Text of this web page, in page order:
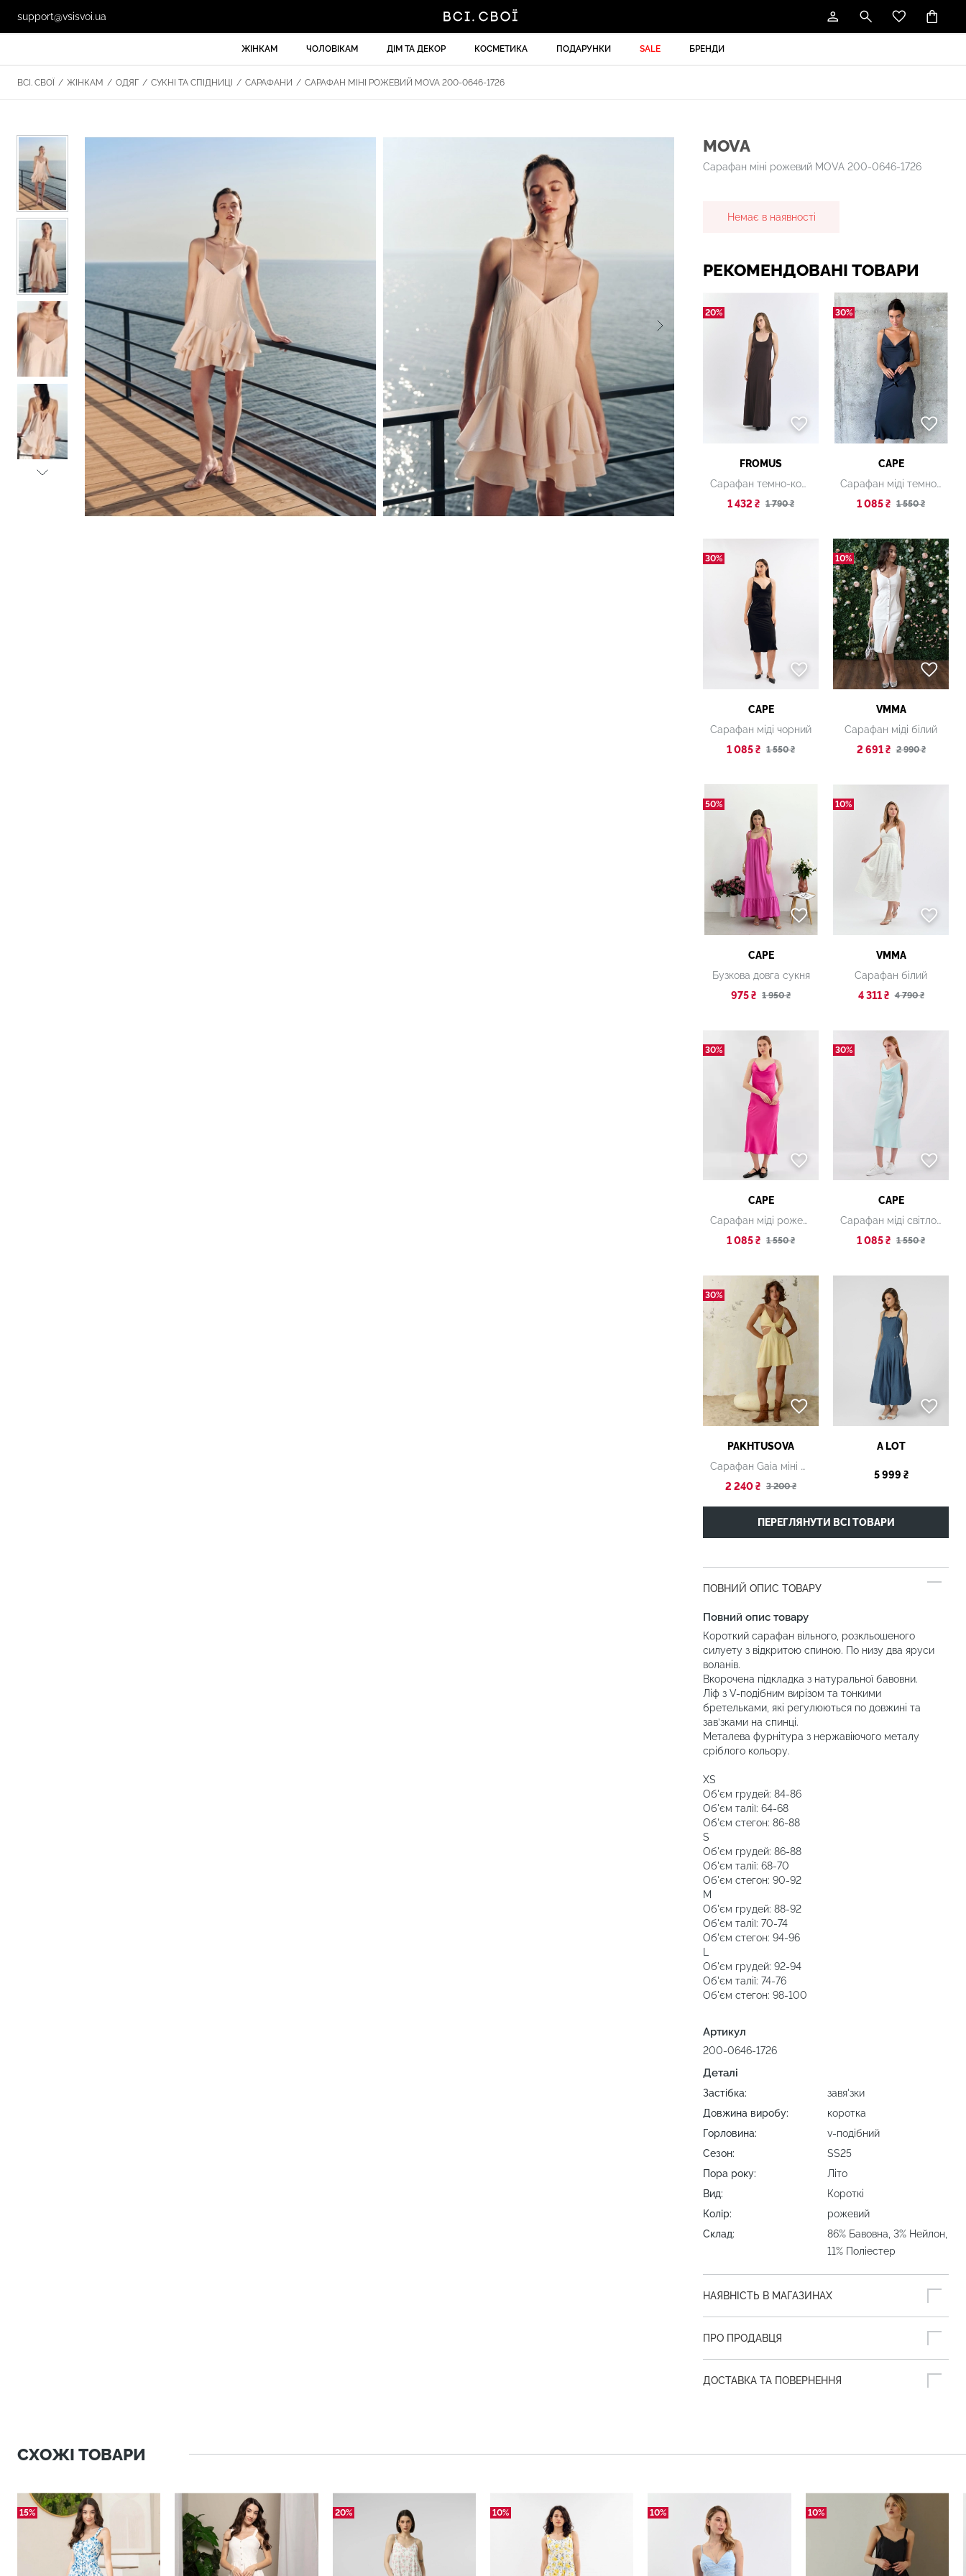
support@vsisvoi.ua
ЖІНКАМ ЧОЛОВІКАМ ДІМ ТА ДЕКОР КОСМЕТИКА ПОДАРУНКИ SALE БРЕНДИ
ВСІ. СВОЇ / ЖІНКАМ / ОДЯГ / СУКНІ ТА СПІДНИЦІ / САРАФАНИ / САРАФАН МІНІ РОЖЕВИЙ MOVA 200-0646-1726
MOVA
Сарафан міні рожевий MOVA 200-0646-1726
Немає в наявності
РЕКОМЕНДОВАНІ ТОВАРИ
20%
FROMUS
Сарафан темно-коричневий
1 432 ₴ 1 790 ₴
30%
CAPE
Сарафан міді темно-сірий
1 085 ₴ 1 550 ₴
30%
CAPE
Сарафан міді чорний
1 085 ₴ 1 550 ₴
10%
VMMA
Сарафан міді білий
2 691 ₴ 2 990 ₴
50%
CAPE
Бузкова довга сукня
975 ₴ 1 950 ₴
10%
VMMA
Сарафан білий
4 311 ₴ 4 790 ₴
30%
CAPE
Сарафан міді рожевий
1 085 ₴ 1 550 ₴
30%
CAPE
Сарафан міді світло-зелений
1 085 ₴ 1 550 ₴
30%
PAKHTUSOVA
Сарафан Gaia міні жовтий
2 240 ₴ 3 200 ₴
A LOT
5 999 ₴
ПЕРЕГЛЯНУТИ ВСІ ТОВАРИ
ПОВНИЙ ОПИС ТОВАРУ
Повний опис товару
Короткий сарафан вільного, розкльошеного
силуету з відкритою спиною. По низу два яруси
воланів.
Вкорочена підкладка з натуральної бавовни.
Ліф з V-подібним вирізом та тонкими
бретельками, які регулюються по довжині та
зав’зками на спинці.
Металева фурнітура з нержавіючого металу
сріблого кольору.
XS
Об'єм грудей: 84-86
Об'єм талії: 64-68
Об'єм стегон: 86-88
S
Об'єм грудей: 86-88
Об'єм талії: 68-70
Об'єм стегон: 90-92
M
Об'єм грудей: 88-92
Об'єм талії: 70-74
Об'єм стегон: 94-96
L
Об'єм грудей: 92-94
Об'єм талії: 74-76
Об'єм стегон: 98-100
Артикул
200-0646-1726
Деталі
Застібка:
завя'зки
Довжина виробу:
коротка
Горловина:
v-подібний
Сезон:
SS25
Пора року:
Літо
Вид:
Короткі
Колір:
рожевий
Склад:
86% Бавовна, 3% Нейлон,
11% Поліестер
НАЯВНІСТЬ В МАГАЗИНАХ
ПРО ПРОДАВЦЯ
ДОСТАВКА ТА ПОВЕРНЕННЯ
СХОЖІ ТОВАРИ
15% 20% 10% 10% 10%